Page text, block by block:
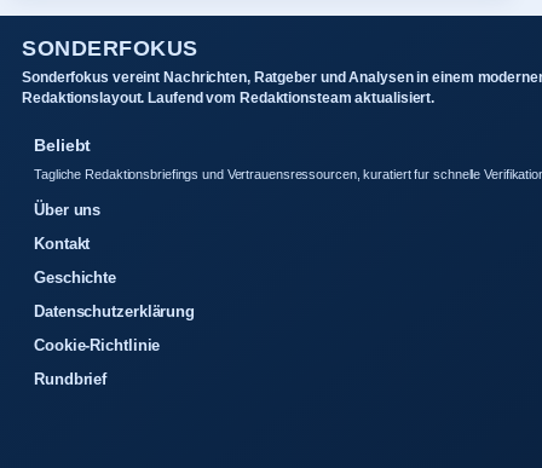
SONDERFOKUS
Sonderfokus vereint Nachrichten, Ratgeber und Analysen in einem
Redaktionslayout. Laufend vom Redaktionsteam aktualisiert.
Beliebt
Tagliche Redaktionsbriefings und Vertrauensressourcen, kuratiert fur schnelle
Über uns
Kontakt
Geschichte
Datenschutzerklärung
Cookie-Richtlinie
Rundbrief